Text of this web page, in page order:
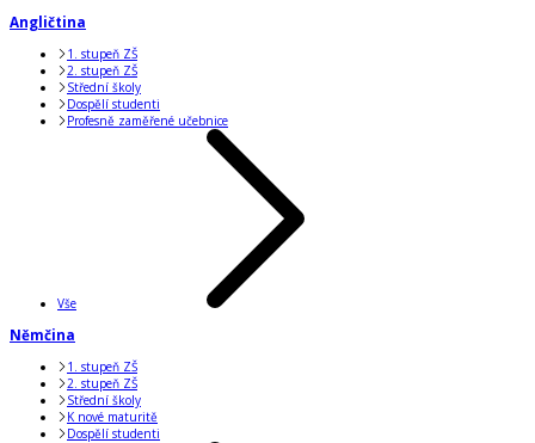
Angličtina
1. stupeň ZŠ
2. stupeň ZŠ
Střední školy
Dospělí studenti
Profesně zaměřené učebnice
Vše
Němčina
1. stupeň ZŠ
2. stupeň ZŠ
Střední školy
K nové maturitě
Dospělí studenti